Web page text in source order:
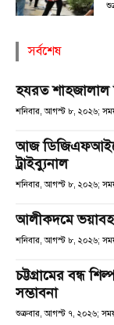
সর্বশেষ
হযরত শাহজালাল
শনিবার, আগস্ট ৮, ২০২৬;
আজ
ট্রাইব্যুনাল
শনিবার, আগস্ট ৮, ২০২৬;
আলীকদমে
শনিবার, আগস্ট ৮, ২০২৬;
চট্টগ্রামের বন্ধ
সম্ভাবনা
শুক্রবার, আগস্ট ৭, ২০২৬;